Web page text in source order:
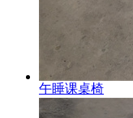
午睡课桌椅